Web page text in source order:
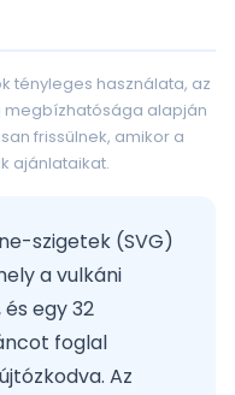
tényleges használata, az
megbízhatósága alapján
frissülnek, amikor a
ajánlataikat.
szigetek (SVG)
a vulkáni
egy 32
foglal
Az